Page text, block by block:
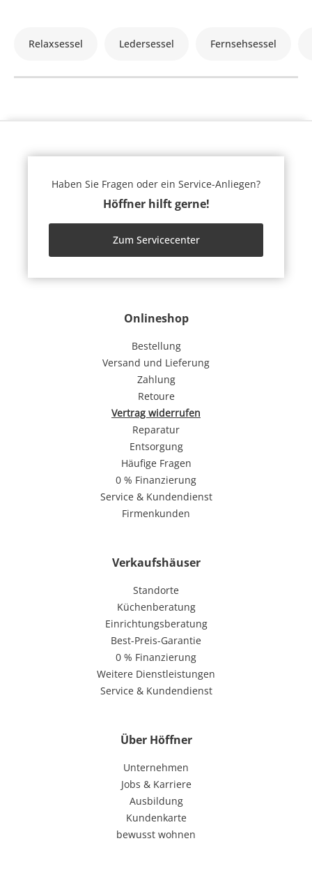
Relaxsessel Ledersessel Fernsehsessel
Onlineshop
Bestellung
Versand und Lieferung
Zahlung
Retoure
Vertrag widerrufen
Reparatur
Entsorgung
Häufige Fragen
0 % Finanzierung
Service & Kundendienst
Firmenkunden
Verkaufshäuser
Standorte
Küchenberatung
Einrichtungsberatung
Best-Preis-Garantie
0 % Finanzierung
Weitere Dienstleistungen
Service & Kundendienst
Über Höffner
Unternehmen
Jobs & Karriere
Ausbildung
Kundenkarte
bewusst wohnen
Haben Sie Fragen oder ein Service-Anliegen?
Höffner hilft gerne!
Zum Servicecenter